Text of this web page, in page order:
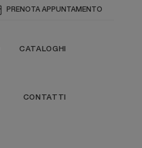
PRENOTA APPUNTAMENTO
CATALOGHI
CONTATTI